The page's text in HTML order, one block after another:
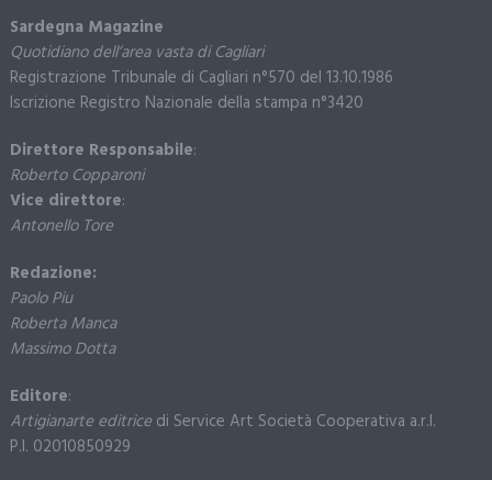
Sardegna Magazine
Quotidiano dell’area vasta di Cagliari
Registrazione Tribunale di Cagliari n°570 del 13.10.1986
Iscrizione Registro Nazionale della stampa n°3420
Direttore Responsabile:
Roberto Copparoni
Vice direttore:
Antonello Tore
Redazione:
Paolo Piu
Roberta Manca
Massimo Dotta
Editore:
Artigianarte editricedi Service Art Società Cooperativa a.r.l.
P.I. 02010850929